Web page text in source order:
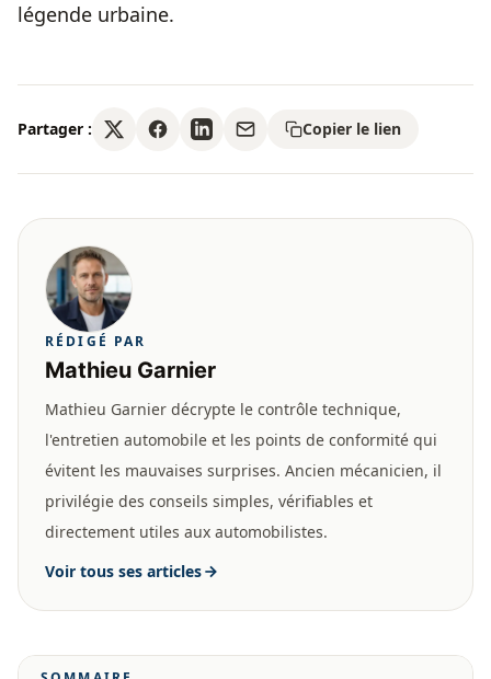
légende urbaine.
Partager : Copier le lien
RÉDIGÉ PAR
Mathieu Garnier
Mathieu Garnier décrypte le contrôle technique,
l'entretien automobile et les points de conformité qui
évitent les mauvaises surprises. Ancien mécanicien, il
privilégie des conseils simples, vérifiables et
directement utiles aux automobilistes.
Voir tous ses articles